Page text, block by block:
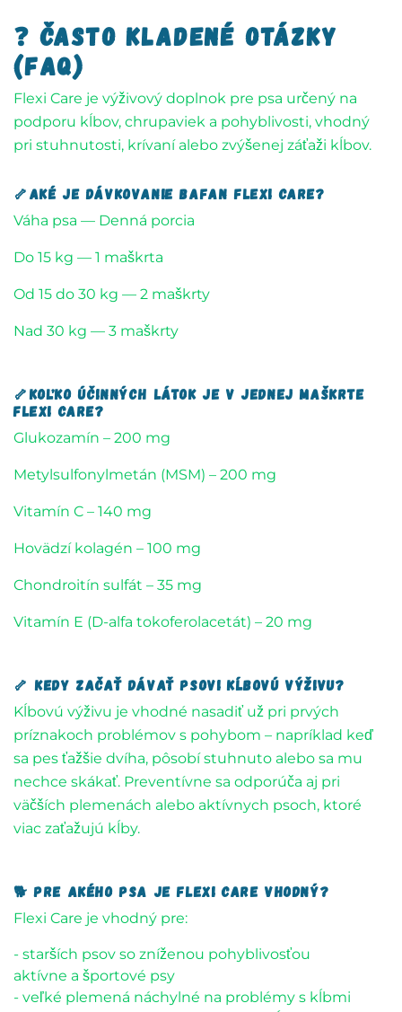
❓ Často kladené otázky
(FAQ)
Flexi Care je výživový doplnok pre psa určený na
podporu kĺbov, chrupaviek a pohyblivosti, vhodný
pri stuhnutosti, krívaní alebo zvýšenej záťaži kĺbov.
🦴Aké je dávkovanie Bafan Flexi care?
Váha psa — Denná porcia
Do 15 kg — 1 maškrta
Od 15 do 30 kg — 2 maškrty
Nad 30 kg — 3 maškrty
🦴Koľko účinných látok je v jednej maškrte
flexi care?
Glukozamín – 200 mg
Metylsulfonylmetán (MSM) – 200 mg
Vitamín C – 140 mg
Hovädzí kolagén – 100 mg
Chondroitín sulfát – 35 mg
Vitamín E (D-alfa tokoferolacetát) – 20 mg
🦴 Kedy začať dávať psovi kĺbovú výživu?
Kĺbovú výživu je vhodné nasadiť už pri prvých
príznakoch problémov s pohybom – napríklad keď
sa pes ťažšie dvíha, pôsobí stuhnuto alebo sa mu
nechce skákať. Preventívne sa odporúča aj pri
väčších plemenách alebo aktívnych psoch, ktoré
viac zaťažujú kĺby.
🐕 Pre akého psa je Flexi Care vhodný? ​
Flexi Care je vhodný pre:
- starších psov so zníženou pohyblivosťou
aktívne a športové psy
- veľké plemená náchylné na problémy s kĺbmi